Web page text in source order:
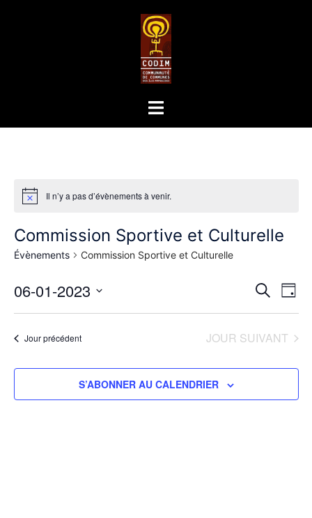
Il n’y a pas d’évènements à venir.
Commission Sportive et Culturelle
Évènements Commission Sportive et Culturelle
et
de
vues
JOUR
06-01-2023
Sélectionnez
date.
Jour précédent JOUR SUIVANT
S’ABONNER AU CALENDRIER